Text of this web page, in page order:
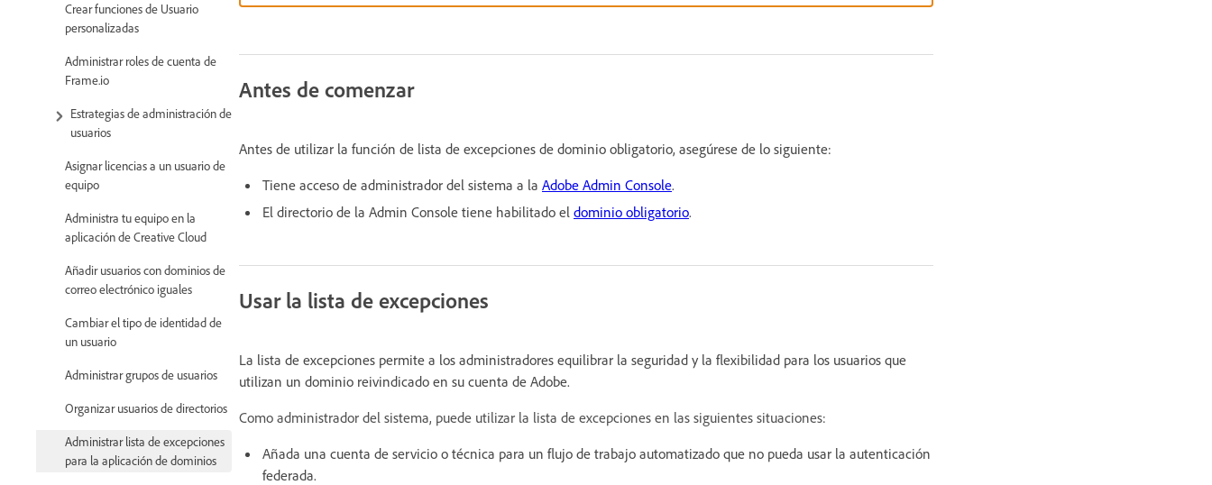
Crear funciones de Usuario
personalizadas
Administrar roles de cuenta de
Frame.io
Estrategias de administración de
usuarios
Asignar licencias a un usuario de
equipo
Administra tu equipo en la
aplicación de Creative Cloud
Añadir usuarios con dominios de
correo electrónico iguales
Cambiar el tipo de identidad de
un usuario
Administrar grupos de usuarios
Organizar usuarios de directorios
Administrar lista de excepciones
para la aplicación de dominios
Antes de comenzar
Antes de utilizar la función de lista de excepciones de dominio obligatorio, asegúrese de lo siguiente:
Tiene acceso de administrador del sistema a la Adobe Admin Console.
El directorio de la Admin Console tiene habilitado el dominio obligatorio.
Usar la lista de excepciones
La lista de excepciones permite a los administradores equilibrar la seguridad y la flexibilidad para los usuarios que
utilizan un dominio reivindicado en su cuenta de Adobe.
Como administrador del sistema, puede utilizar la lista de excepciones en las siguientes situaciones:
Añada una cuenta de servicio o técnica para un flujo de trabajo automatizado que no pueda usar la autenticación
federada.